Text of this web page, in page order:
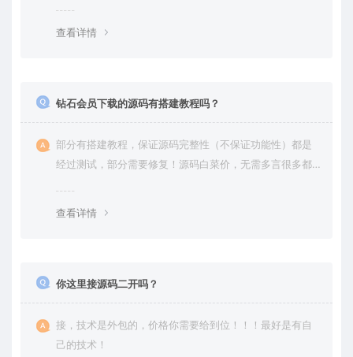
查看详情
钻石会员下载的源码有搭建教程吗？
部分有搭建教程，保证源码完整性（不保证功能性）都是
经过测试，部分需要修复！源码白菜价，无需多言很多都
查看详情
你这里接源码二开吗？
接，技术是外包的，价格你需要给到位！！！最好是有自
己的技术！